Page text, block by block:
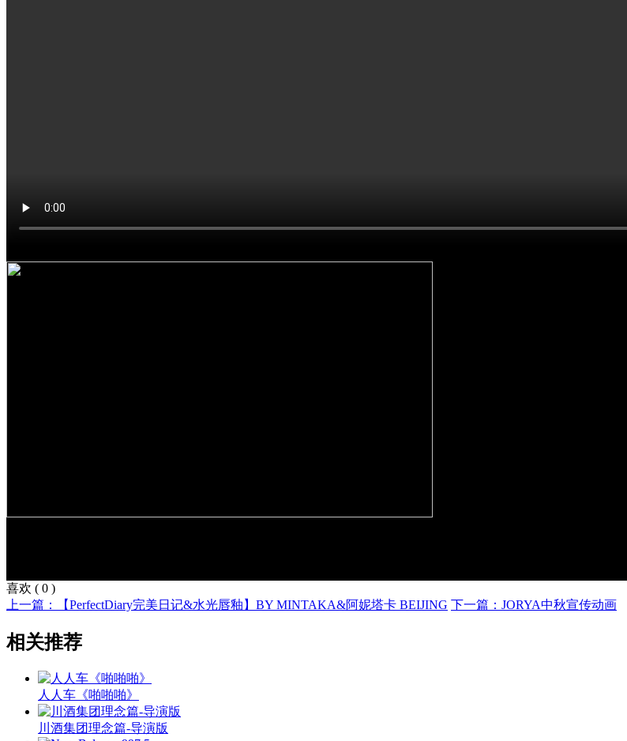
喜欢 ( 0 )
上一篇：【PerfectDiary完美日记&水光唇釉】BY MINTAKA&阿妮塔卡 BEIJING 下一篇：JORYA中秋宣传动画
相关推荐
人人车《啪啪啪》
川酒集团理念篇-导演版